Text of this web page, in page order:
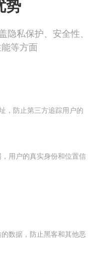
势
私保护、安全性、
等方面
，防止第三方追踪用户的
用户的真实身份和位置信
数据，防止黑客和其他恶